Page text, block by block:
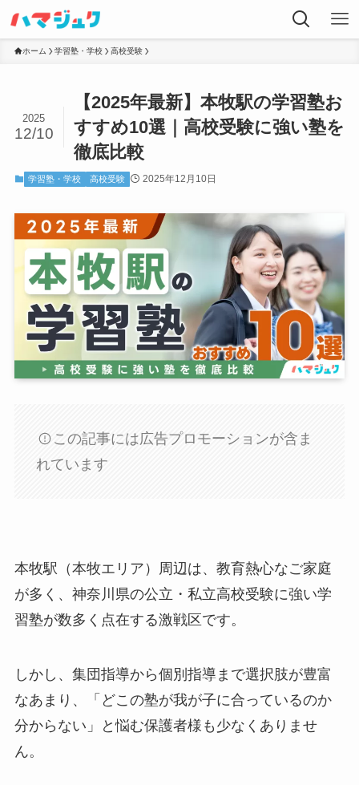
ホーム 学習塾・学校 高校受験
【2025年最新】本牧駅の学習塾お
すすめ10選｜高校受験に強い塾を
徹底比較
2025
12/10
学習塾・学校 高校受験 2025年12月10日
この記事には広告プロモーションが含ま
れています
本牧駅（本牧エリア）周辺は、教育熱心なご家庭
が多く、神奈川県の公立・私立高校受験に強い学
習塾が数多く点在する激戦区です。
しかし、集団指導から個別指導まで選択肢が豊富
なあまり、「どこの塾が我が子に合っているのか
分からない」と悩む保護者様も少なくありませ
ん。